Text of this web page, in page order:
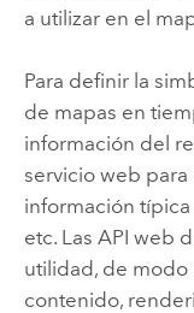
a utilizar en el
Para definir la
de mapas en
información del
servicio web
información
etc. Las API web
utilidad, de
contenido,